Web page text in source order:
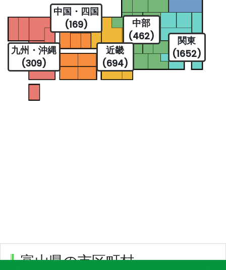
関東
(1652)
中部
(462)
近畿
(694)
中国・四国
(169)
九州・沖縄
(309)
富山県の市区町村